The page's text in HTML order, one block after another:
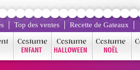
Top des ventes Recette de Gateaux